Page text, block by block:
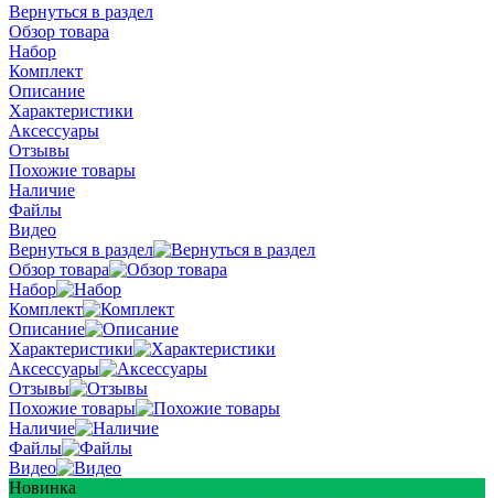
Вернуться в раздел
Обзор товара
Набор
Комплект
Описание
Характеристики
Аксессуары
Отзывы
Похожие товары
Наличие
Файлы
Видео
Вернуться в раздел
Обзор товара
Набор
Комплект
Описание
Характеристики
Аксессуары
Отзывы
Похожие товары
Наличие
Файлы
Видео
Новинка